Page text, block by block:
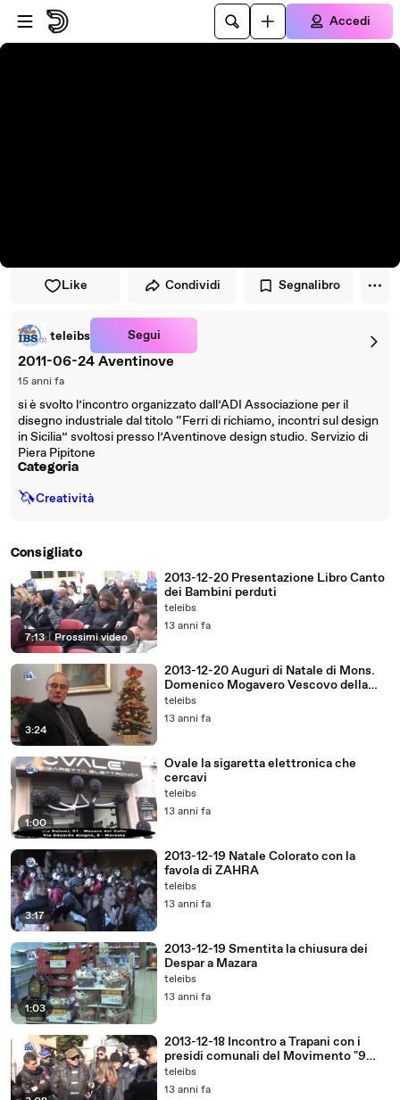
Vai al lettore
Passa al contenuto principale
Accedi
Like Condividi Segnalibro
teleibs Segui
2011-06-24 Aventinove
15 anni fa
si è svolto l’incontro organizzato dall’ADI Associazione per il
disegno industriale dal titolo “Ferri di richiamo, incontri sul design
in Sicilia” svoltosi presso l’Aventinove design studio. Servizio di
Piera Pipitone
Categoria
🦄Creatività
Consigliato
7:13 | Prossimi video
2013-12-20 Presentazione Libro Canto
dei Bambini perduti
teleibs
13 anni fa
3:24
2013-12-20 Auguri di Natale di Mons.
Domenico Mogavero Vescovo della
Diocesi di Mazara
teleibs
13 anni fa
1:00
Ovale la sigaretta elettronica che
cercavi
teleibs
13 anni fa
3:17
2013-12-19 Natale Colorato con la
favola di ZAHRA
teleibs
13 anni fa
1:03
2013-12-19 Smentita la chiusura dei
Despar a Mazara
teleibs
13 anni fa
2013-12-18 Incontro a Trapani con i
presidi comunali del Movimento "9
Dicembre"
teleibs
13 anni fa